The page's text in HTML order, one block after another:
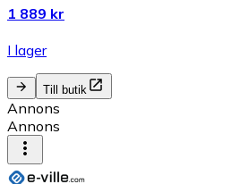
1 889 kr
I lager
Till butik
Annons
Annons